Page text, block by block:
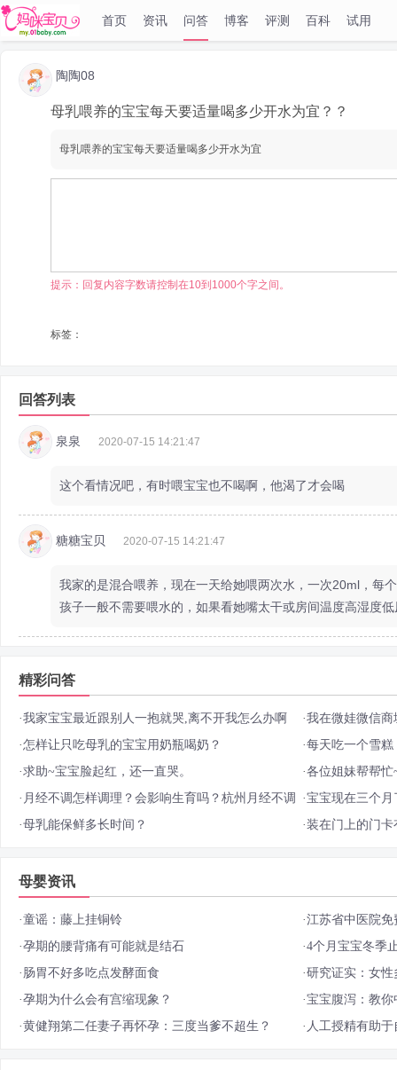
首页 资讯 问答 博客 评测 百科 试用
陶陶08
母乳喂养的宝宝每天要适量喝多少开水为宜？？
母乳喂养的宝宝每天要适量喝多少开水为宜
提示：回复内容字数请控制在10到1000个字之间。
标签：
回答列表
泉泉 2020-07-15 14:21:47
这个看情况吧，有时喂宝宝也不喝啊，他渴了才会喝
糖糖宝贝 2020-07-15 14:21:47
我家的是混合喂养，现在一天给她喂两次水，一次20ml，每
孩子一般不需要喂水的，如果看她嘴太干或房间温度高湿度
精彩问答
·我家宝宝最近跟别人一抱就哭,离不开我怎么办啊 ·我在微娃微信
·怎样让只吃母乳的宝宝用奶瓶喝奶？ ·每天吃一个雪
·求助~宝宝脸起红，还一直哭。 ·各位姐妹帮帮忙
· 月经不调怎样调理？会影响生育吗？杭州月经不调
医院哪家好？
·宝宝现在三个
·母乳能保鲜多长时间？ ·装在门上的门
母婴资讯
·童谣：藤上挂铜铃 ·江苏省中医院
·孕期的腰背痛有可能就是结石 ·4个月宝宝冬季
· 肠胃不好多吃点发酵面食 ·研究证实：女
·孕期为什么会有宫缩现象？ ·宝宝腹泻：教你
·黄健翔第二任妻子再怀孕：三度当爹不超生？ · 人工授精有助